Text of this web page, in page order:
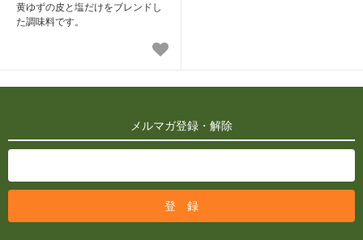
黄ゆずの皮と塩だけをブレンドし
た調味料です。
メルマガ登録・解除